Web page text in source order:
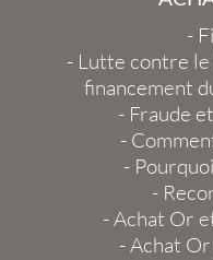
-
- Lutte contre
financement
- Fraude
-
-
-
-Achat Or
-Achat